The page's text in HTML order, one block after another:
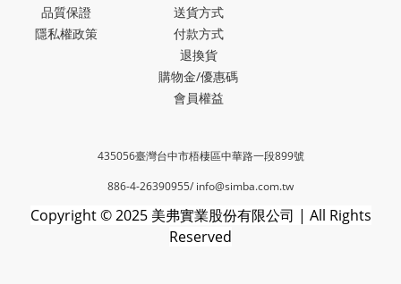
品質保證
隱私權政策
送貨方式
付款方式
退換貨
購物金/優惠碼
會員權益
435056臺灣台中市梧棲區中華路一段899號
886-4-26390955/ info@simba.com.tw
Copyright © 2025 美弗實業股份有限公司 | All Rights
Reserved